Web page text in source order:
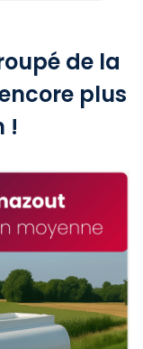
de la
plus
!